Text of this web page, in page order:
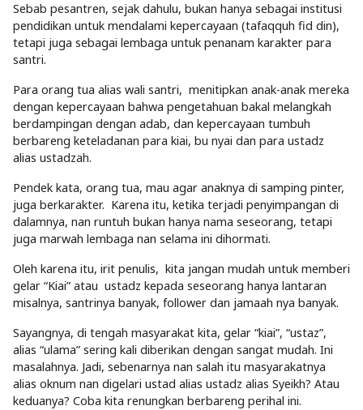
Sebab pesantren, sejak dahulu, bukan hanya sebagai institusi
pendidikan untuk mendalami kepercayaan (tafaqquh fid din),
tetapi juga sebagai lembaga untuk penanam karakter para
santri.
Para orang tua alias wali santri, menitipkan anak-anak mereka
dengan kepercayaan bahwa pengetahuan bakal melangkah
berdampingan dengan adab, dan kepercayaan tumbuh
berbareng keteladanan para kiai, bu nyai dan para ustadz
alias ustadzah.
Pendek kata, orang tua, mau agar anaknya di samping pinter,
juga berkarakter. Karena itu, ketika terjadi penyimpangan di
dalamnya, nan runtuh bukan hanya nama seseorang, tetapi
juga marwah lembaga nan selama ini dihormati.
Oleh karena itu, irit penulis, kita jangan mudah untuk memberi
gelar “Kiai” atau ustadz kepada seseorang hanya lantaran
misalnya, santrinya banyak, follower dan jamaah nya banyak.
Sayangnya, di tengah masyarakat kita, gelar “kiai”, “ustaz”,
alias “ulama” sering kali diberikan dengan sangat mudah. Ini
masalahnya. Jadi, sebenarnya nan salah itu masyarakatnya
alias oknum nan digelari ustad alias ustadz alias Syeikh? Atau
keduanya? Coba kita renungkan berbareng perihal ini.